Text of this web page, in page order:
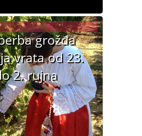
grožđa
vrata od 23.
2. rujna